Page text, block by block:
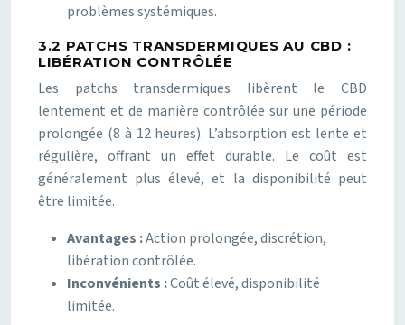
problèmes systémiques.
3.2 PATCHS TRANSDERMIQUES AU CBD :
LIBÉRATION CONTRÔLÉE
Les patchs transdermiques libèrent le CBD
lentement et de manière contrôlée sur une période
prolongée (8 à 12 heures). L’absorption est lente et
régulière, offrant un effet durable. Le coût est
généralement plus élevé, et la disponibilité peut
être limitée.
Avantages :Action prolongée, discrétion,
libération contrôlée.
Inconvénients :Coût élevé, disponibilité
limitée.